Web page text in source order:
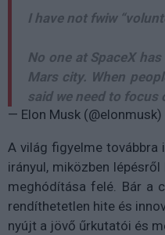
I have not fwiw
No one at SpaceX
Mars city. When
said we need to
— Elon Musk (@elonmusk)
A világ figyelme továbbra
irányul, miközben
meghódítása felé. Bár a
rendíthetetlen hite és
nyújt a jövő űrkutatói és